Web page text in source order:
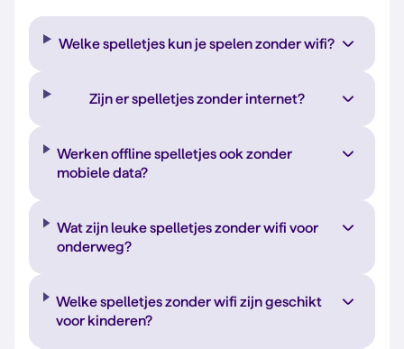
Welke spelletjes kun je spelen zonder wifi?
Zijn er spelletjes zonder internet?
Werken offline spelletjes ook zonder
mobiele data?
Wat zijn leuke spelletjes zonder wifi voor
onderweg?
Welke spelletjes zonder wifi zijn geschikt
voor kinderen?